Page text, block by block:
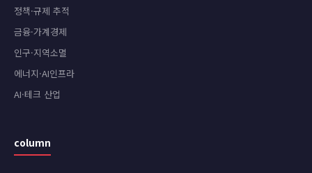
정책·규제 추적
금융·가계경제
인구·지역소멸
에너지·AI인프라
AI·테크 산업
column